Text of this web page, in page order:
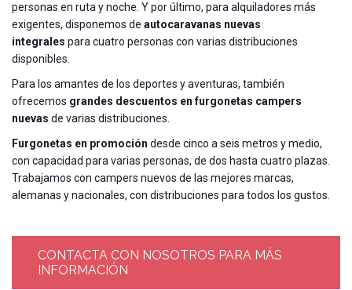
personas en ruta y noche. Y por último, para alquiladores más
exigentes, disponemos de autocaravanas nuevas
integrales para cuatro personas con varias distribuciones
disponibles.
Para los amantes de los deportes y aventuras, también
ofrecemos grandes descuentos en furgonetas campers
nuevas de varias distribuciones.
Furgonetas en promoción desde cinco a seis metros y medio,
con capacidad para varias personas, de dos hasta cuatro plazas.
Trabajamos con campers nuevos de las mejores marcas,
alemanas y nacionales, con distribuciones para todos los gustos.
CONTACTA CON NOSOTROS PARA MÁS
INFORMACIÓN